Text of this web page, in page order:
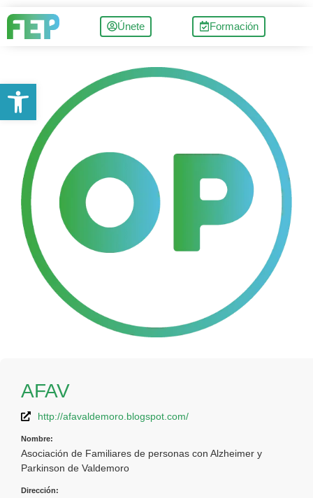
Únete Formación
AFAV
http://afavaldemoro.blogspot.com/
Nombre:
Asociación de Familiares de personas con Alzheimer y
Parkinson de Valdemoro
Dirección:
Abrir barra de herramientas